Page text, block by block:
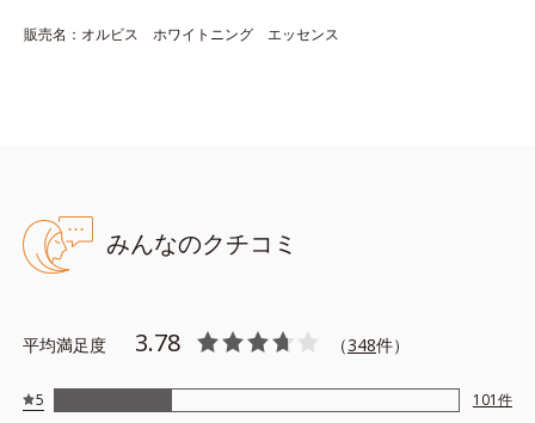
体*1＝薬用美白成分●グリチルリチン酸ジカリウム*2＝肌荒れ防止
*1：３－Ｏ－エチルアスコルビン酸 *2：グリチルリチン酸２K
*3：ヒメフウロエキス、スターフルーツ葉エキス *4：加水分解コ
ことではありません。
販売名：オルビス ホワイトニング エッセンス
みんなのクチコミ
平均満足度 3.78 （348件）
5 101件